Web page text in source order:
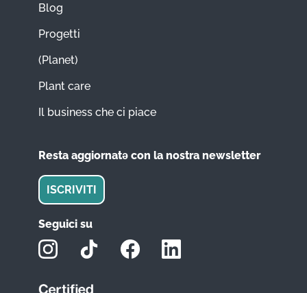
Blog
Progetti
(Planet)
Plant care
Il business che ci piace
Resta aggiornatǝ con la nostra newsletter
ISCRIVITI
Seguici su